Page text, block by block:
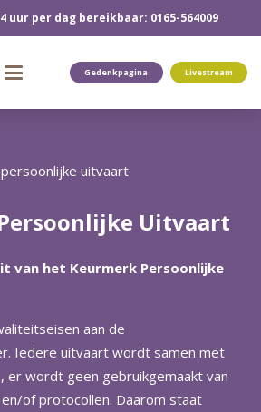
uur per dag bereikbaar: 0165-564009
Gedenkpagina Livestream
uitvaart
Uitvaart
van het Keurmerk Persoonlijke
aan de
Iedere uitvaart wordt samen met
er wordt geen gebruikgemaakt van
of protocollen. Daarom staat